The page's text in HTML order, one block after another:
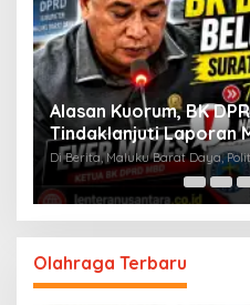
Alasan Kuorum, BK
Tindaklanjuti Laporan
Di Berita, Maluku Barat Daya,
Olahraga Terbaru